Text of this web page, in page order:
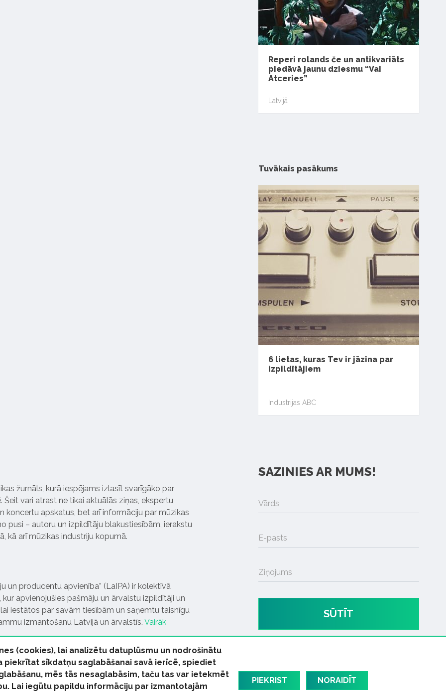
Reperi rolands če un antikvariāts
piedāvā jaunu dziesmu “Vai
Atceries”
Latvijā
Tuvākais pasākums
6 lietas, kuras Tev ir jāzina par
izpildītājiem
Industrijas ABC
žurnāls, kurā iespējams izlasīt svarīgāko par
Šeit vari atrast ne tikai aktuālās ziņas, ekspertu
koncertu apskatus, bet arī informāciju par mūzikas
pusi – autoru un izpildītāju blakustiesībām, ierakstu
kā arī mūzikas industriju kopumā.
un producentu apvienība” (LaIPA) ir kolektīvā
apvienojušies pašmāju un ārvalstu izpildītāji un
iestātos par savām tiesībām un saņemtu taisnīgu
izmantošanu Latvijā un ārvalstīs. Vairāk
SAZINIES AR MUMS!
Vārds
E-pasts
Ziņojums
SŪTĪT
(cookies), lai analizētu datuplūsmu un nodrošinātu
piekrītat sīkdatņu saglabāšanai savā ierīcē, spiediet
mēs tās nesaglabāsim, taču tas var ietekmēt
Lai iegūtu papildu informāciju par izmantotajām
PIEKRIST NORAIDĪT